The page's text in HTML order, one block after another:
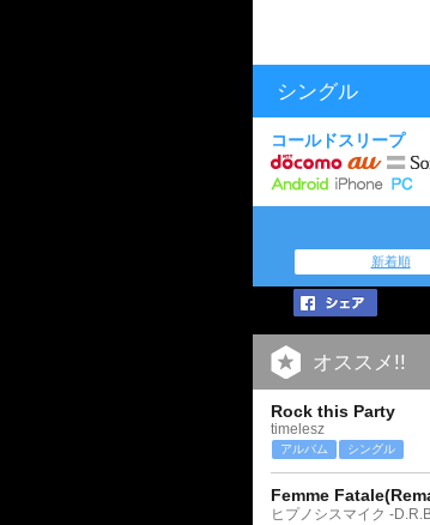
シングル
コールドスリープ
新着順
オススメ!!
Rock this Party
timelesz
アルバム シングル
Femme
ヒプノシスマイク -